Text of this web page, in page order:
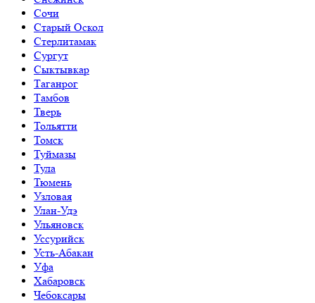
Сочи
Старый Оскол
Стерлитамак
Сургут
Сыктывкар
Таганрог
Тамбов
Тверь
Тольятти
Томск
Туймазы
Тула
Тюмень
Узловая
Улан-Удэ
Ульяновск
Уссурийск
Усть-Абакан
Уфа
Хабаровск
Чебоксары